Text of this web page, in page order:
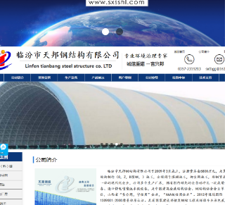
联系我们